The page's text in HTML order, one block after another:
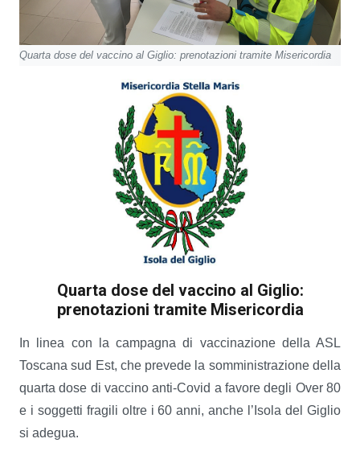
Quarta dose del vaccino al Giglio: prenotazioni tramite Misericordia
Quarta dose del vaccino al Giglio:
prenotazioni tramite Misericordia
In linea con la campagna di vaccinazione della ASL
Toscana sud Est, che prevede la somministrazione della
quarta dose di vaccino anti-Covid a favore degli Over 80
e i soggetti fragili oltre i 60 anni, anche l’Isola del Giglio
si adegua.